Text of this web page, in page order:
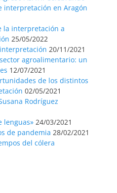
interpretación en Aragón
la interpretación a
25/05/2022
20/11/2021
agroalimentario: un
12/07/2021
de los distintos
02/05/2021
Rodríguez
lenguas» 24/03/2021
de pandemia 28/02/2021
del cólera